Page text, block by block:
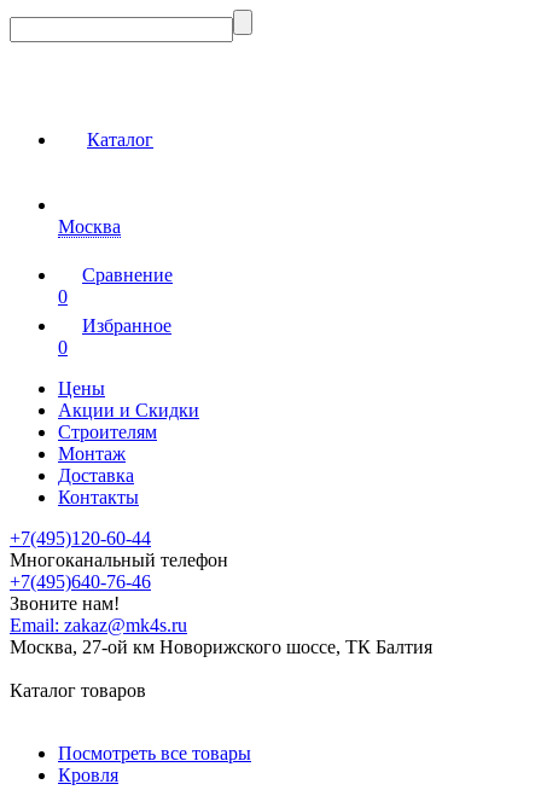
Каталог
Москва
Сравнение
0
Избранное
0
Цены
Акции и Скидки
Строителям
Монтаж
Доставка
Контакты
+7(495)120-60-44
Многоканальный телефон
+7(495)640-76-46
Звоните нам!
Email: zakaz@mk4s.ru
Москва, 27-ой км Новорижского шоссе, ТК Балтия
Каталог товаров
Посмотреть все товары
Кровля